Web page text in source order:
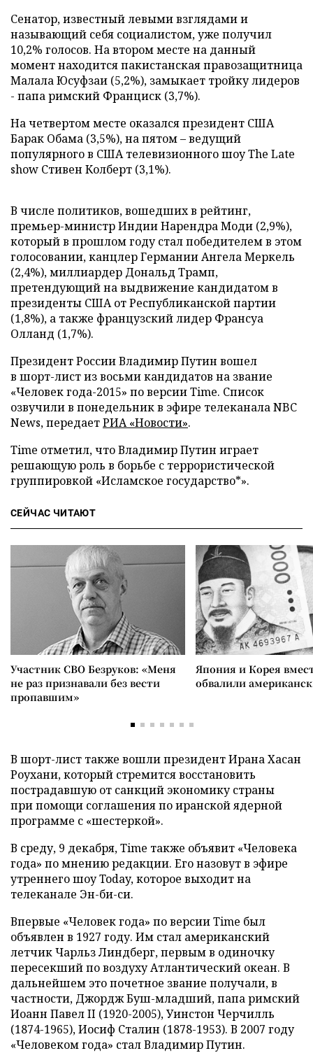
Сенатор, известный левыми взглядами и
называющий себя социалистом, уже получил
10,2% голосов. На втором месте на данный
момент находится пакистанская правозащитница
Малала Юсуфзаи (5,2%), замыкает тройку лидеров
- папа римский Франциск (3,7%).
На четвертом месте оказался президент США
Барак Обама (3,5%), на пятом – ведущий
популярного в США телевизионного шоу The Late
show Стивен Колберт (3,1%).
В числе политиков, вошедших в рейтинг,
премьер-министр Индии Нарендра Моди (2,9%),
который в прошлом году стал победителем в этом
голосовании, канцлер Германии Ангела Меркель
(2,4%), миллиардер Дональд Трамп,
претендующий на выдвижение кандидатом в
президенты США от Республиканской партии
(1,8%), а также французский лидер Франсуа
Олланд (1,7%).
Президент России Владимир Путин вошел
в шорт-лист из восьми кандидатов на звание
«Человек года-2015» по версии Time. Список
озвучили в понедельник в эфире телеканала NBC
News, передаетРИА «Новости».
Time отметил, что Владимир Путин играет
решающую роль в борьбе с террористической
группировкой «Исламское государство*».
СЕЙЧАС ЧИТАЮТ
Участник СВО Безруков: «Меня
не раз признавали без вести
пропавшим»
Япония и Корея
обвалили
В шорт-лист также вошли президент Ирана Хасан
Роухани, который стремится восстановить
пострадавшую от санкций экономику страны
при помощи соглашения по иранской ядерной
программе с «шестеркой».
В среду, 9 декабря, Time также объявит «Человека
года» по мнению редакции. Его назовут в эфире
утреннего шоу Today, которое выходит на
телеканале Эн-би-си.
Впервые «Человек года» по версии Time был
объявлен в 1927 году. Им стал американский
летчик Чарльз Линдберг, первым в одиночку
пересекший по воздуху Атлантический океан. В
дальнейшем это почетное звание получали, в
частности, Джордж Буш-младший, папа римский
Иоанн Павел II (1920-2005), Уинстон Черчилль
(1874-1965), Иосиф Сталин (1878-1953). В 2007 году
«Человеком года» стал Владимир Путин.